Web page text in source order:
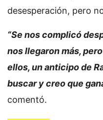
desesperación, pero
“Se nos complicó
nos llegaron más,
ellos, un anticipo de
buscar y creo que
comentó.